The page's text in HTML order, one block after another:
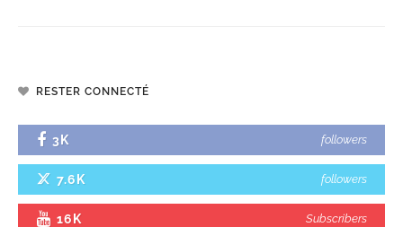
RESTER CONNECTÉ
3K followers
7.6K followers
16K Subscribers